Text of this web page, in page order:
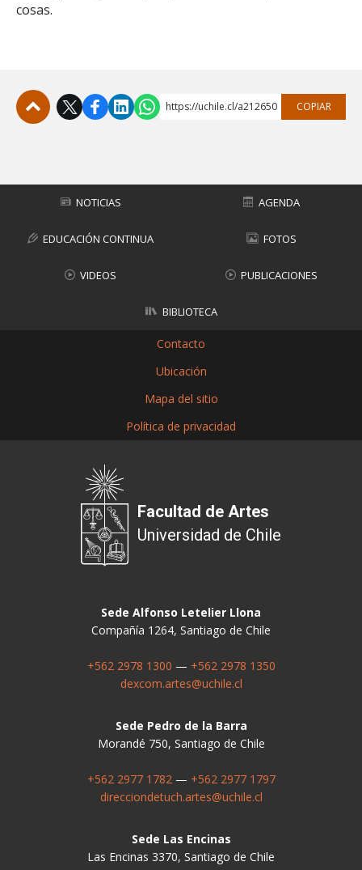
cosas.
https://uchile.cl/a212650 COPIAR
NOTICIAS AGENDA
EDUCACIÓN CONTINUA FOTOS
VIDEOS PUBLICACIONES
BIBLIOTECA
Contacto
Ubicación
Mapa del sitio
Política de privacidad
Facultad de Artes
Universidad de Chile
Sede Alfonso Letelier Llona
Compañía 1264, Santiago de Chile
+562 2978 1300 — +562 2978 1350
dexcom.artes@uchile.cl
Sede Pedro de la Barra
Morandé 750, Santiago de Chile
+562 2977 1782— +562 2977 1797
direcciondetuch.artes@uchile.cl
Sede Las Encinas
Las Encinas 3370, Santiago de Chile